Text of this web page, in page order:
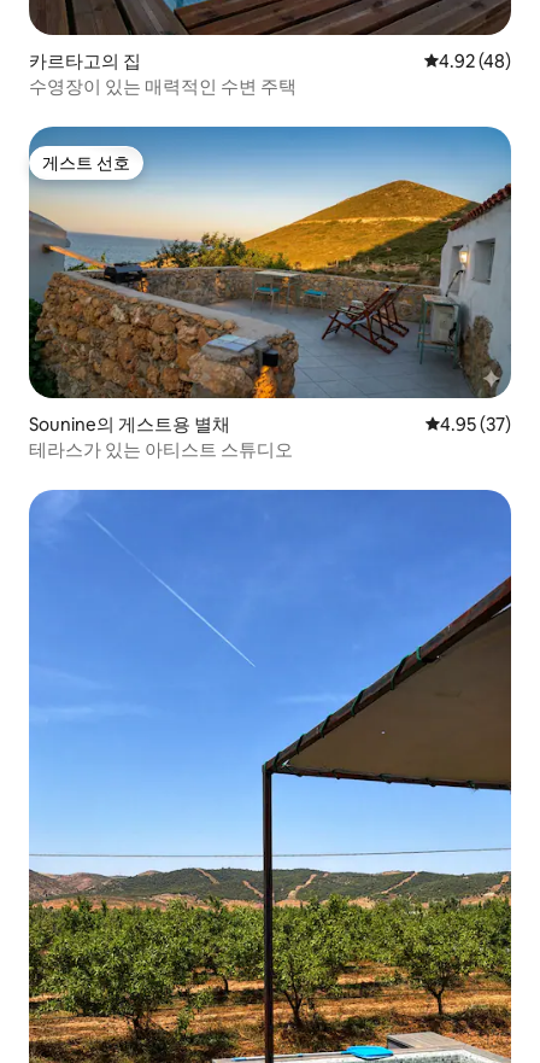
카르타고의 집 평점 4.92점(5
4.92 (48)
수영장이 있는 매력적인 수변 주택
게스트 선호
게스트 선호
Sounine의 게스트용 별채 평점 4.95점(5
4.95 (37)
테라스가 있는 아티스트 스튜디오